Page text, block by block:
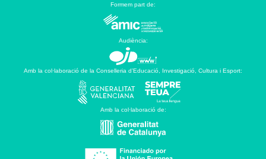
Formem part de:
Audiència:
Amb la col·laboració de la Conselleria d’Educació, Investigació, Cultura i Esport:
Amb la col·laboració de: